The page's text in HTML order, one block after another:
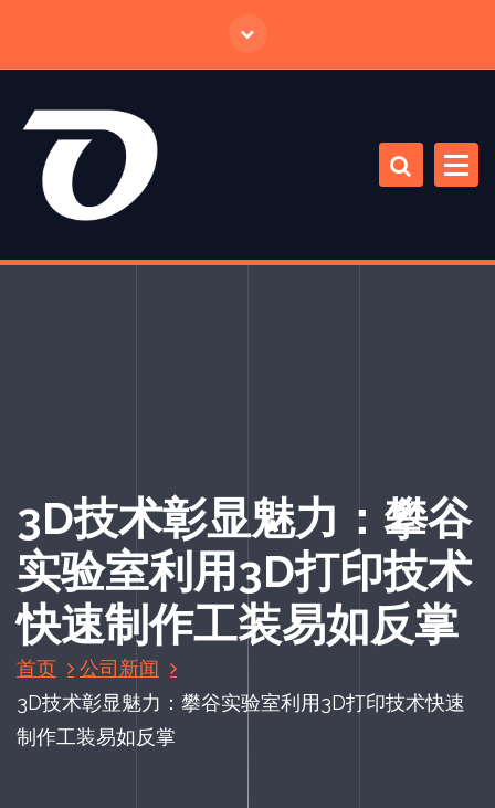
正
3D技术彰显魅力：攀谷
实验室利用3D打印技术
快速制作工装易如反掌
首页
公司新闻
3D技术彰显魅力：攀谷实验室利用3D打印技术快速
制作工装易如反掌